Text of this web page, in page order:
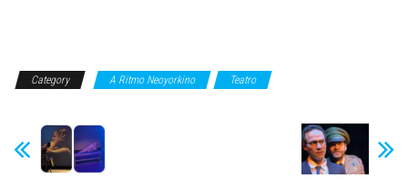
Category A Ritmo Neoyorkino Teatro